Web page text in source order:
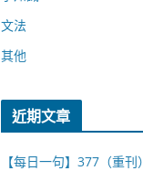
文法
其他
近期文章
【每日一句】377（重刊）